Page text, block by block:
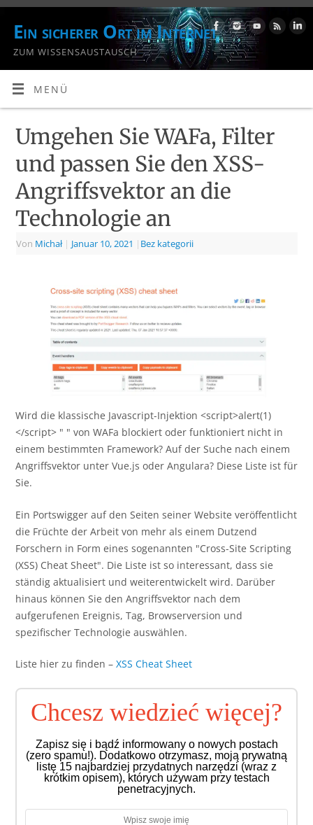
Ein sicherer Ort im Internet
ZUM WISSENSAUSTAUSCH
MENÜ
Umgehen Sie WAFa, Filter
und passen Sie den XSS-
Angriffsvektor an die
Technologie an
Von Michał | Januar 10, 2021 | Bez kategorii
Wird die klassische Javascript-Injektion <script>alert(1)
</script> " " von WAFa blockiert oder funktioniert nicht in
einem bestimmten Framework? Auf der Suche nach einem
Angriffsvektor unter Vue.js oder Angulara? Diese Liste ist für
Sie.
Ein Portswigger auf den Seiten seiner Website veröffentlicht
die Früchte der Arbeit von mehr als einem Dutzend
Forschern in Form eines sogenannten "Cross-Site Scripting
(XSS) Cheat Sheet". Die Liste ist so interessant, dass sie
ständig aktualisiert und weiterentwickelt wird. Darüber
hinaus können Sie den Angriffsvektor nach dem
aufgerufenen Ereignis, Tag, Browserversion und
spezifischer Technologie auswählen.
Liste hier zu finden – XSS Cheat Sheet
Chcesz wiedzieć więcej?
Zapisz się i bądź informowany o nowych postach
(zero spamu!). Dodatkowo otrzymasz, moją prywatną
listę 15 najbardziej przydatnych narzędzi (wraz z
krótkim opisem), których używam przy testach
penetracyjnych.